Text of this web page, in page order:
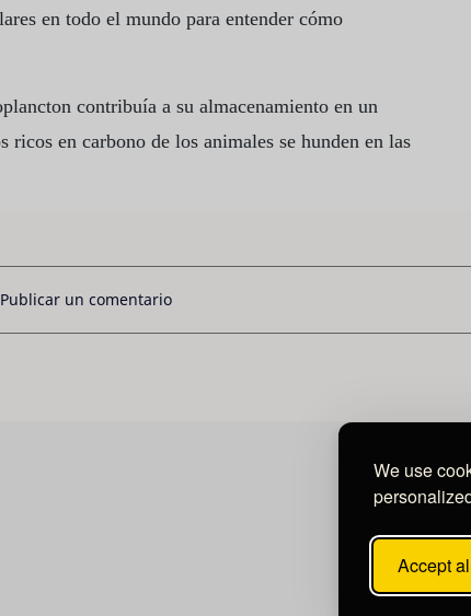
We use
Accept
en todo el mundo para entender cómo
contribuía a su almacenamiento en un
ricos en carbono de los animales se hunden en las
Publicar un comentario